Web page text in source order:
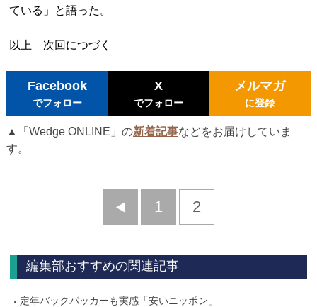
ている」と語った。
以上 次回につづく
Facebook
でフォロー
X
でフォロー
メルマガ
に登録
▲「Wedge ONLINE」の新着記事などをお届けしていま
す。
前
1 2
編集部おすすめの関連記事
定年バックパッカーも実感「安いニッポン」